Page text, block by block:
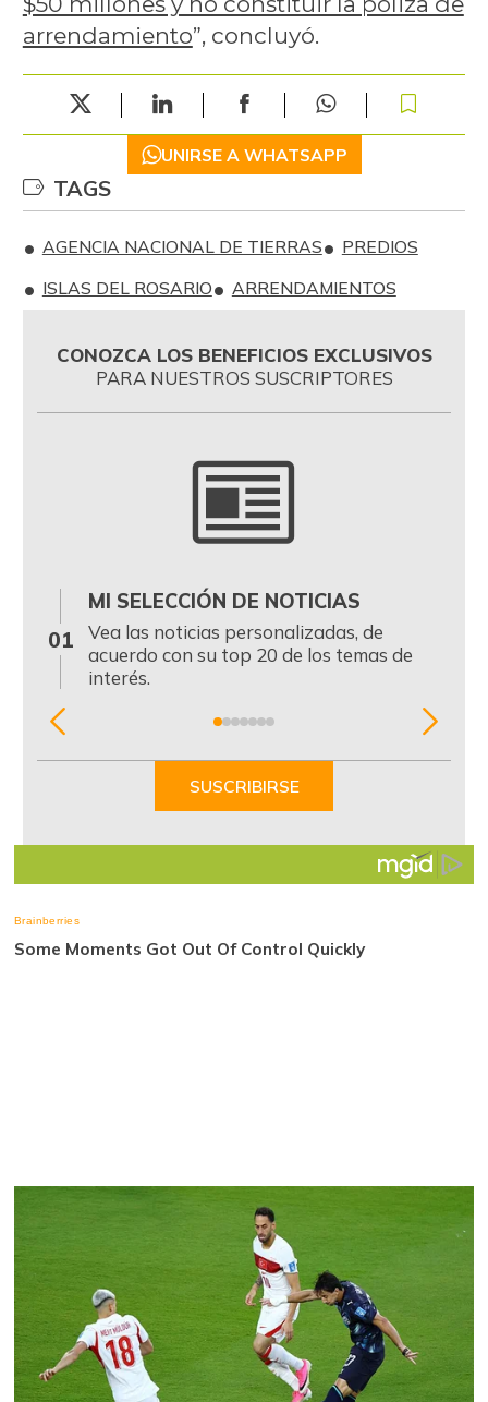
arrendamiento”, concluyó.
UNIRSE A WHATSAPP
TAGS
AGENCIA NACIONAL DE TIERRAS
PREDIOS
ISLAS DEL ROSARIO
ARRENDAMIENTOS
CONOZCA LOS BENEFICIOS EXCLUSIVOS
PARA NUESTROS SUSCRIPTORES
01
MI SELECCIÓN DE NOTICIAS
Vea las noticias personalizadas, de
acuerdo con su top 20 de los temas de
interés.
Item
SUSCRIBIRSE